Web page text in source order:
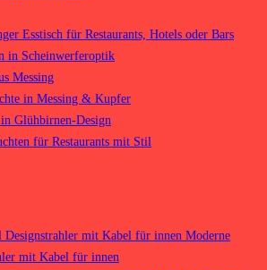
Esstisch für Restaurants, Hotels oder Bars
in Scheinwerferoptik
Messing
in Messing & Kupfer
Glühbirnen-Design
für Restaurants mit Stil
Moderne
mit Kabel für innen